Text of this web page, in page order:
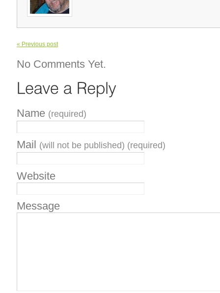
« Previous post
No Comments Yet.
Name (required)
Mail (will not be published) (required)
Website
Message